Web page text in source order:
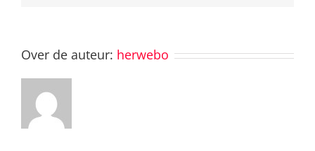
Over de auteur: herwebo